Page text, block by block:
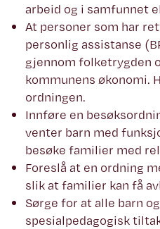
arbeid og i samfunnet
At personer som har
personlig assistanse
gjennom folketrygden
kommunens økonomi.
ordningen.
Innføre en
venter barn med
besøke familier med
Foreslå at en ordning
slik at familier kan få
Sørge for at alle barn
spesialpedagogisk